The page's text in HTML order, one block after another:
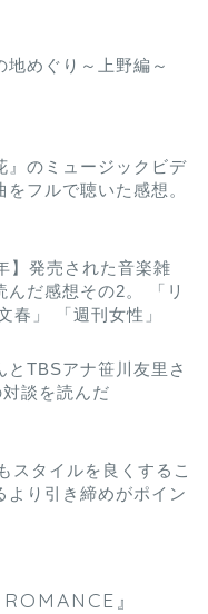
地めぐり～上野編～
』のミュージックビデ
フルで聴いた感想。
】発売された音楽雑
んだ感想その2。 「リ
春」 「週刊女性」
とTBSアナ笹川友里さ
談を読んだ
スタイルを良くするこ
より引き締めがポイン
』